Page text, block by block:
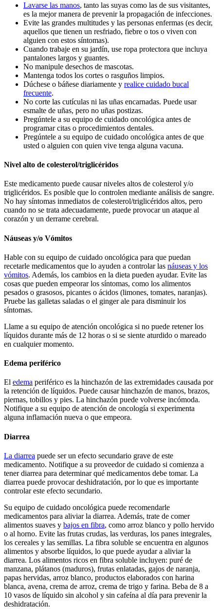
Lavarse las manos, tanto las suyas como las de sus visitantes,
es la mejor manera de prevenir la propagación de infecciones.
Evite las grandes multitudes y las personas enfermas (es decir,
aquellos que tienen un resfriado, fiebre o tos o viven con
alguien con estos síntomas).
Cuando trabaje en su jardín, use ropa protectora que incluya
pantalones largos y guantes.
No manipule desechos de mascotas.
Mantenga todos los cortes o rasguños limpios.
Dúchese o báñese diariamente y realice cuidado bucal
frecuente.
No corte las cutículas ni las uñas encarnadas. Puede usar
esmalte de uñas, pero no uñas postizas.
Pregúntele a su equipo de cuidado oncológica antes de
programar citas o procedimientos dentales.
Pregúntele a su equipo de cuidado oncológica antes de que
usted o alguien con quien vive tenga alguna vacuna.
Nivel alto de colesterol/triglicéridos
Este medicamento puede causar niveles altos de colesterol y/o
triglicéridos. Es posible que lo controlen mediante análisis de sangre.
No hay síntomas inmediatos de colesterol/triglicéridos altos, pero
cuando no se trata adecuadamente, puede provocar un ataque al
corazón y un derrame cerebral.
Náuseas y/o Vómitos
Hable con su equipo de cuidado oncológica para que puedan
recetarle medicamentos que lo ayuden a controlar las náuseas y los
vómitos. Además, los cambios en la dieta pueden ayudar. Evite las
cosas que pueden empeorar los síntomas, como los alimentos
pesados o grasosos, picantes o ácidos (limones, tomates, naranjas).
Pruebe las galletas saladas o el ginger ale para disminuir los
síntomas.
Llame a su equipo de atención oncológica si no puede retener los
líquidos durante más de 12 horas o si se siente aturdido o mareado
en cualquier momento.
Edema periférico
El edema periférico es la hinchazón de las extremidades causada por
la retención de líquidos. Puede causar hinchazón de manos, brazos,
piernas, tobillos y pies. La hinchazón puede volverse incómoda.
Notifique a su equipo de atención de oncología si experimenta
alguna inflamación nueva o que empeora.
Diarrea
La diarrea puede ser un efecto secundario grave de este
medicamento. Notifique a su proveedor de cuidado si comienza a
tener diarrea para determinar qué medicamentos debe tomar. La
diarrea puede provocar deshidratación, por lo que es importante
controlar este efecto secundario.
Su equipo de cuidado oncológica puede recomendarle
medicamentos para aliviar la diarrea. Además, trate de comer
alimentos suaves y bajos en fibra, como arroz blanco y pollo hervido
o al horno. Evite las frutas crudas, las verduras, los panes integrales,
los cereales y las semillas. La fibra soluble se encuentra en algunos
alimentos y absorbe líquidos, lo que puede ayudar a aliviar la
diarrea. Los alimentos ricos en fibra soluble incluyen: puré de
manzana, plátanos (maduros), frutas enlatadas, gajos de naranja,
papas hervidas, arroz blanco, productos elaborados con harina
blanca, avena, crema de arroz, crema de trigo y farina. Beba de 8 a
10 vasos de líquido sin alcohol y sin cafeína al día para prevenir la
deshidratación.